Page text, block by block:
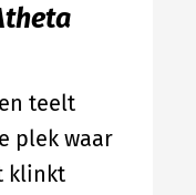
teelt
plek waar
klinkt